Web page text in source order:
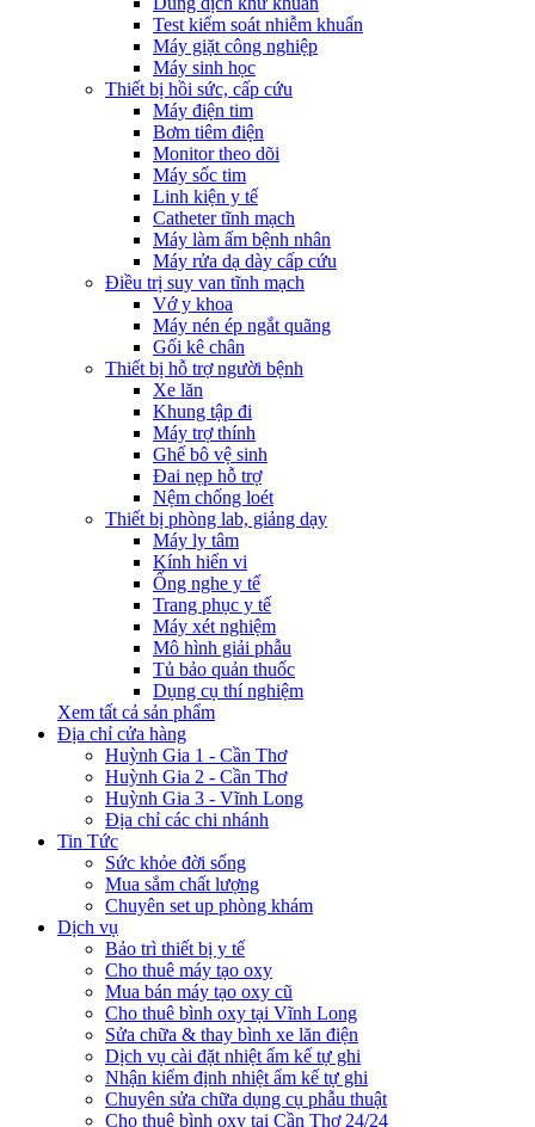
Test kiểm soát nhiễm khuẩn
Máy giặt công nghiệp
Máy sinh học
Thiết bị hồi sức, cấp cứu
Máy điện tim
Bơm tiêm điện
Monitor theo dõi
Máy sốc tim
Linh kiện y tế
Catheter tĩnh mạch
Máy làm ấm bệnh nhân
Máy rửa dạ dày cấp cứu
Điều trị suy van tĩnh mạch
Vớ y khoa
Máy nén ép ngắt quãng
Gối kê chân
Thiết bị hỗ trợ người bệnh
Xe lăn
Khung tập đi
Máy trợ thính
Ghế bô vệ sinh
Đai nẹp hỗ trợ
Nệm chống loét
Thiết bị phòng lab, giảng dạy
Máy ly tâm
Kính hiển vi
Ống nghe y tế
Trang phục y tế
Máy xét nghiệm
Mô hình giải phẫu
Tủ bảo quản thuốc
Dụng cụ thí nghiệm
Xem tất cả sản phẩm
Địa chỉ cửa hàng
Huỳnh Gia 1 - Cần Thơ
Huỳnh Gia 2 - Cần Thơ
Huỳnh Gia 3 - Vĩnh Long
Địa chỉ các chi nhánh
Tin Tức
Sức khỏe đời sống
Mua sắm chất lượng
Chuyên set up phòng khám
Dịch vụ
Bảo trì thiết bị y tế
Cho thuê máy tạo oxy
Mua bán máy tạo oxy cũ
Cho thuê bình oxy tại Vĩnh Long
Sửa chữa & thay bình xe lăn điện
Dịch vụ cài đặt nhiệt ẩm kế tự ghi
Nhận kiểm định nhiệt ẩm kế tự ghi
Chuyên sửa chữa dụng cụ phẫu thuật
Cho thuê bình oxy tại Cần Thơ 24/24